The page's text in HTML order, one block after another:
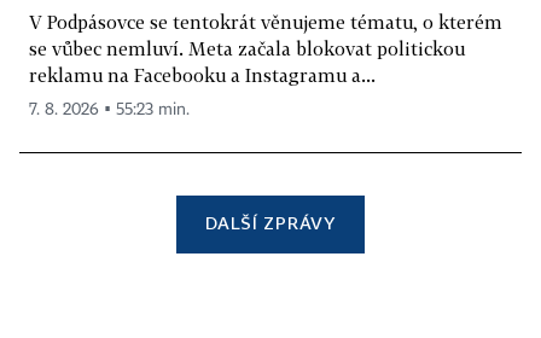
V Podpásovce se tentokrát věnujeme tématu, o kterém
se vůbec nemluví. Meta začala blokovat politickou
reklamu na Facebooku a Instagramu a...
7. 8. 2026 ▪ 55:23 min.
DALŠÍ ZPRÁVY